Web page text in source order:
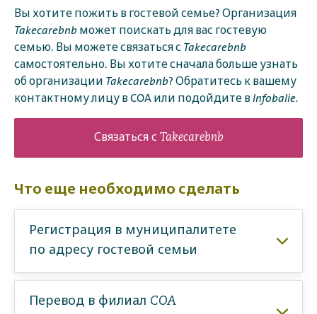
Вы хотите пожить в гостевой семье? Организация
Takecarebnb может поискать для вас гостевую
семью. Вы можете связаться с Takecarebnb
самостоятельно. Вы хотите сначала больше узнать
об организации Takecarebnb? Обратитесь к вашему
контактному лицу в COA или подойдите вInfobalie.
Связаться с Takecarebnb
Что еще необходимо сделать
Регистрация в муниципалитете
по адресу гостевой семьи
Перевод в филиал COA